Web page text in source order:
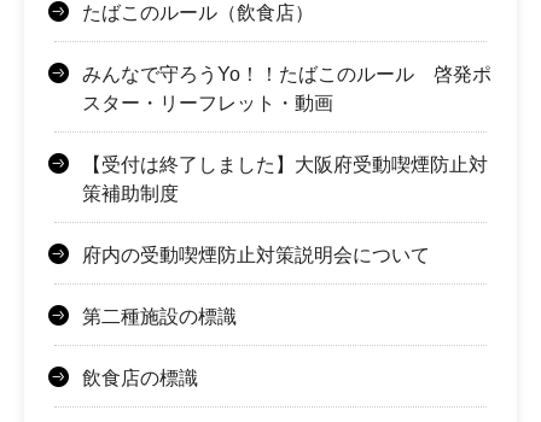
たばこのルール（飲食店）
みんなで守ろうYo！！たばこのルール 啓発ポ
スター・リーフレット・動画
【受付は終了しました】大阪府受動喫煙防止対
策補助制度
府内の受動喫煙防止対策説明会について
第二種施設の標識
飲食店の標識